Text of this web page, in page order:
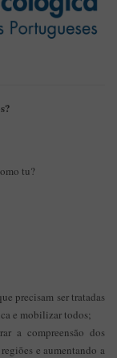
tu?
precisam ser tratadas
e mobilizar todos;
a compreensão dos
e aumentando a